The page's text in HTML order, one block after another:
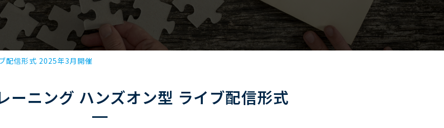
配信形式 2025年3月開催
ーニング ハンズオン型 ライブ配信形式